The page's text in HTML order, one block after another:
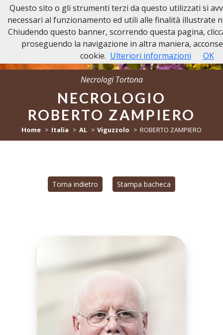
NECROLOGI TORTONA
Necrologi Tortona
NECROLOGIO
ROBERTO ZAMPIERO
Home Italia AL Viguzzolo ROBERTO ZAMPIERO
Torna indietro Stampa bacheca
Questo sito o gli strumenti terzi da questo utilizzati si
necessari al funzionamento ed utili alle finalità illustrate
Chiudendo questo banner, scorrendo questa pagina,
proseguendo la navigazione in altra maniera,
cookie. Ulteriori informazioni OK